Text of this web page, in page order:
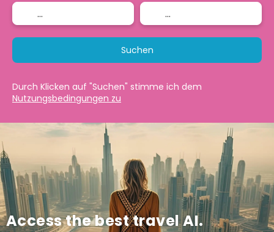
Access the best travel AI.
Suchen
Durch Klicken auf "Suchen" stimme ich dem
Nutzungsbedingungen zu